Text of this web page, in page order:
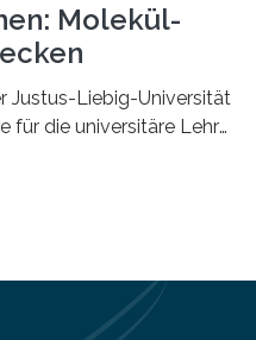
Molekül-
Justus-Liebig-Universität
für die universitäre Lehre
(AR) hält
sichtbar zu
dabei gemeinsam